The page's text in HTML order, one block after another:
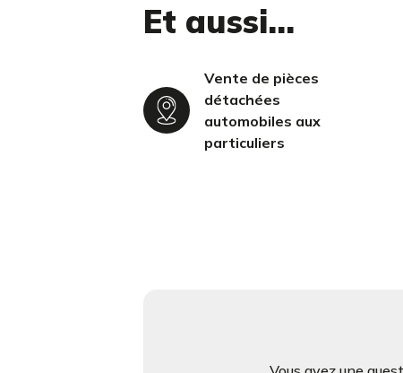
Et aussi...
Vente de pièces
détachées
automobiles aux
particuliers